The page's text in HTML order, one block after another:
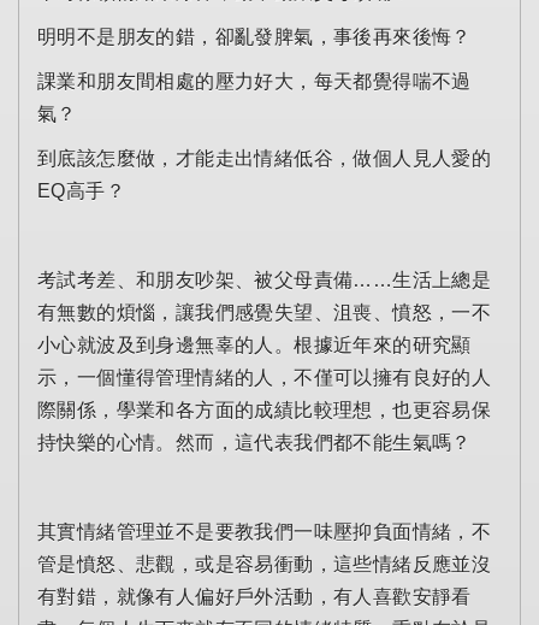
明明不是朋友的錯，卻亂發脾氣，事後再來後悔？
課業和朋友間相處的壓力好大，每天都覺得喘不過
氣？
到底該怎麼做，才能走出情緒低谷，做個人見人愛的
EQ高手？
考試考差、和朋友吵架、被父母責備……生活上總是
有無數的煩惱，讓我們感覺失望、沮喪、憤怒，一不
小心就波及到身邊無辜的人。根據近年來的研究顯
示，一個懂得管理情緒的人，不僅可以擁有良好的人
際關係，學業和各方面的成績比較理想，也更容易保
持快樂的心情。然而，這代表我們都不能生氣嗎？
其實情緒管理並不是要教我們一味壓抑負面情緒，不
管是憤怒、悲觀，或是容易衝動，這些情緒反應並沒
有對錯，就像有人偏好戶外活動，有人喜歡安靜看